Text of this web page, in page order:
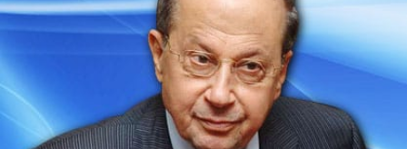
منوعات رياضة
كأس العالم